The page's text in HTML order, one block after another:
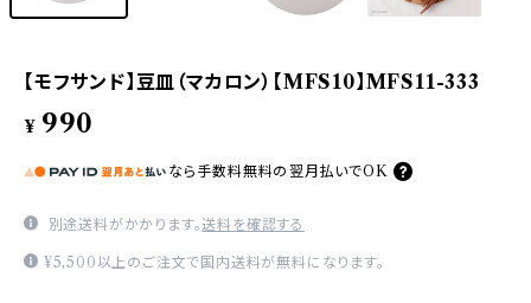
【モフサンド】豆皿（マカロン）【MFS10】MFS11-333
¥ 990
なら 手数料無料の 翌月払いでOK
別途送料がかかります。送料を確認する
¥5,500以上のご注文で国内送料が無料になります。